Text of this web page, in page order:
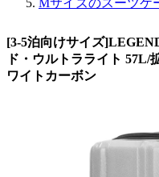
Mサイズのスーツケ
[3-5泊向けサイズ
ド・ウルトラライト 57L/
ワイトカーボン